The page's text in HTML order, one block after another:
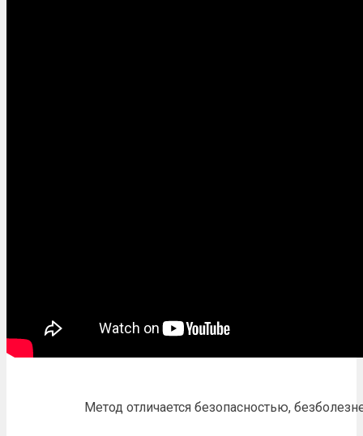
Метод отличается безопасностью,